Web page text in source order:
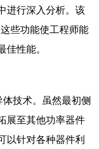
进行深入分析。该
些功能使工程师能
佳性能。
技术。虽然最初侧
展至其他功率器件
以针对各种器件利